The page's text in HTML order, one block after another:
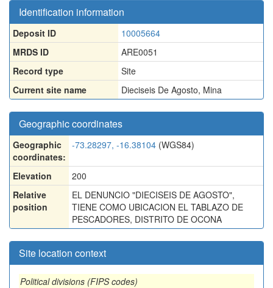
Identification information
Deposit ID
10005664
MRDS ID
ARE0051
Record type
Site
Current site name
Dieciseis De Agosto, Mina
Geographic coordinates
Geographic
coordinates:
-73.28297, -16.38104 (WGS84)
Elevation
200
Relative
position
EL DENUNCIO "DIECISEIS DE AGOSTO",
TIENE COMO UBICACION EL TABLAZO DE
PESCADORES, DISTRITO DE OCONA
Site location context
Political divisions (FIPS codes)